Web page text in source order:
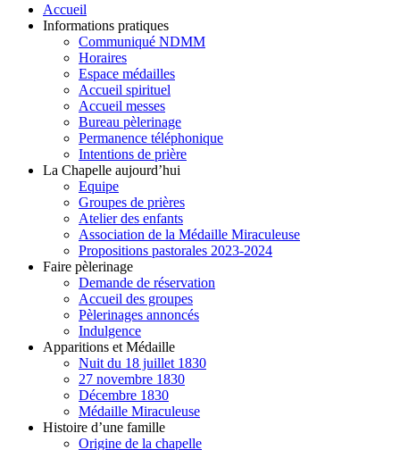
Accueil
Informations pratiques
Communiqué NDMM
Horaires
Espace médailles
Accueil spirituel
Accueil messes
Bureau pèlerinage
Permanence téléphonique
Intentions de prière
La Chapelle aujourd’hui
Equipe
Groupes de prières
Atelier des enfants
Association de la Médaille Miraculeuse
Propositions pastorales 2023-2024
Faire pèlerinage
Demande de réservation
Accueil des groupes
Pèlerinages annoncés
Indulgence
Apparitions et Médaille
Nuit du 18 juillet 1830
27 novembre 1830
Décembre 1830
Médaille Miraculeuse
Histoire d’une famille
Origine de la chapelle